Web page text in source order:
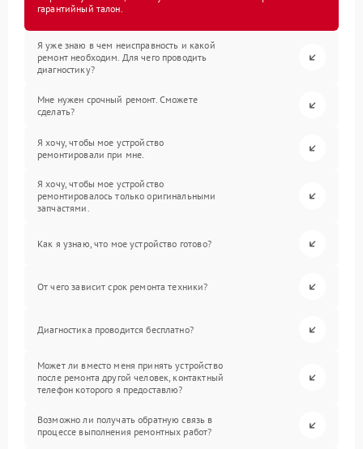
гарантийный талон.
Я уже знаю в чем неисправность и какой
ремонт необходим. Для чего проводить
диагностику?
Мне нужен срочный ремонт. Сможете
сделать?
Я хочу, чтобы мое устройство
ремонтировали при мне.
Я хочу, чтобы мое устройство
ремонтировалось только оригинальными
запчастями.
Как я узнаю, что мое устройство готово?
От чего зависит срок ремонта техники?
Диагностика проводится бесплатно?
Может ли вместо меня принять устройство
после ремонта другой человек, контактный
телефон которого я предоставлю?
Возможно ли получать обратную связь в
процессе выполнения ремонтных работ?